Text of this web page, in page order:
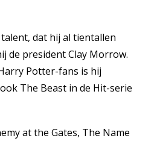
dat hij al tientallen
de president Clay Morrow.
Potter-fans is hij
The Beast in de Hit-serie
at the Gates, The Name